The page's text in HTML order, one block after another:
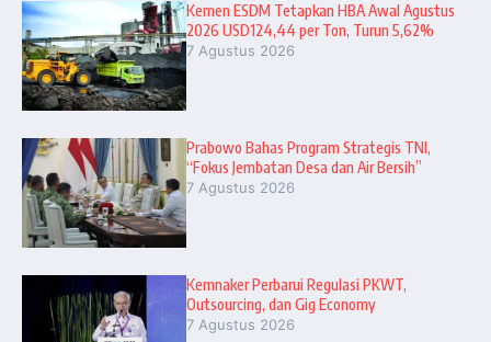
Kemen ESDM Tetapkan HBA Awal Agustus
2026 USD124,44 per Ton, Turun 5,62%
7 Agustus 2026
Prabowo Bahas Program Strategis TNI,
“Fokus Jembatan Desa dan Air Bersih”
7 Agustus 2026
Kemnaker Perbarui Regulasi PKWT,
Outsourcing, dan Gig Economy
7 Agustus 2026